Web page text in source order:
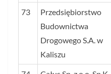
73
Przedsiębiorstwo
Budownictwa
Drogowego S.A. w
Kaliszu